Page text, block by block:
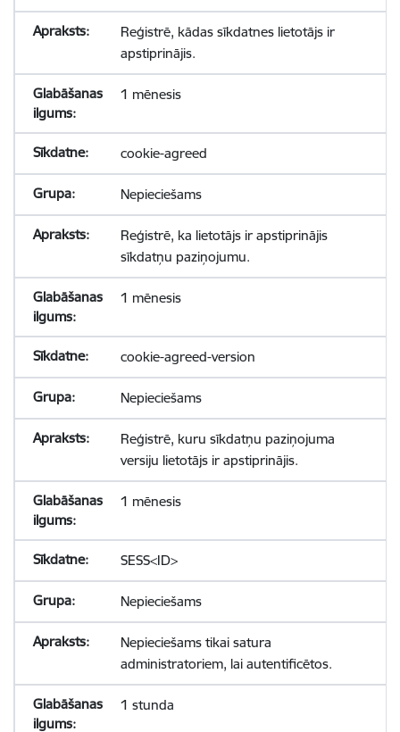
Reģistrē, kādas sīkdatnes lietotājs ir
apstiprinājis.
1 mēnesis
cookie-agreed
Nepieciešams
Reģistrē, ka lietotājs ir apstiprinājis
sīkdatņu paziņojumu.
1 mēnesis
cookie-agreed-version
Nepieciešams
Reģistrē, kuru sīkdatņu paziņojuma
versiju lietotājs ir apstiprinājis.
1 mēnesis
SESS<ID>
Nepieciešams
Nepieciešams tikai satura
administratoriem, lai autentificētos.
1 stunda